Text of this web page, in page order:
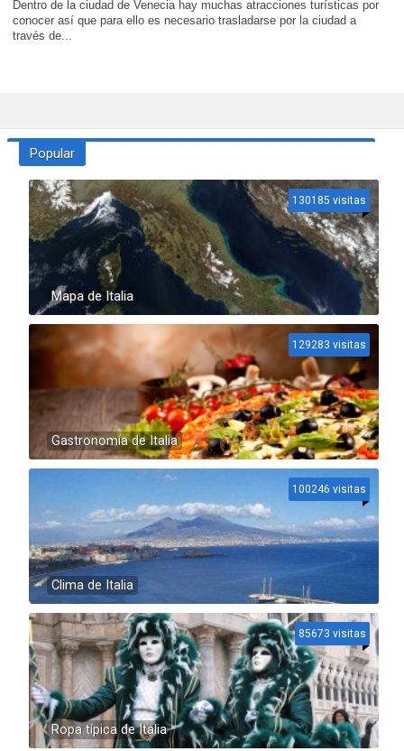
Dentro de la ciudad de Venecia hay muchas atracciones turísticas por
conocer así que para ello es necesario trasladarse por la ciudad a
través de...
Popular
Mapa de Italia
130185 visitas
Gastronomía de Italia
129283 visitas
Clima de Italia
100246 visitas
Ropa típica de Italia
85673 visitas